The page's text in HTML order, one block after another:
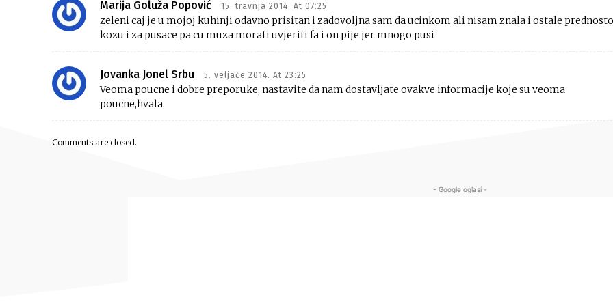
Marija Goluža Popović 15. travnja 2014. At 07:25
zeleni caj je u mojoj kuhinji odavno prisitan i zadovoljna sam da ucinkom ali nisam znala i ostale
kozu i za pusace pa cu muza morati uvjeriti fa i on pije jer mnogo pusi
Jovanka Jonel Srbu 5. veljače 2014. At 23:25
Veoma poucne i dobre preporuke, nastavite da nam dostavljate ovakve informacije koje su veoma
poucne,hvala.
Comments are closed.
- Google oglasi -